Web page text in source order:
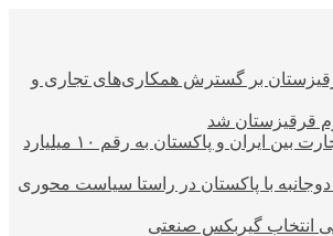
بر گسترش همکاری‌های تجاری و
قرقیزستان شد
افزایش حجم تجارت بین ایران و پاکستان به رقم ۱۰ میلیارد
دوجانبه با پاکستان در راستا سیاست محوری
انتخاب گیربکس صنعتی